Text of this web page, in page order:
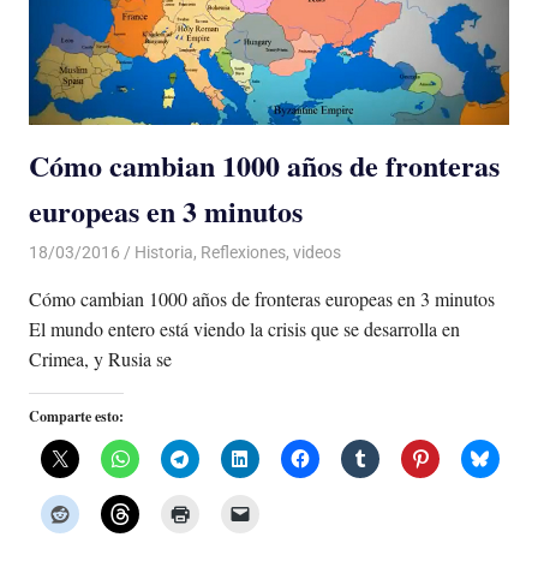
Cómo cambian 1000 años de fronteras
europeas en 3 minutos
18/03/2016 Luis Castellanos
Historia, Reflexiones, videos
Cómo cambian 1000 años de fronteras europeas en 3 minutos
El mundo entero está viendo la crisis que se desarrolla en
Crimea, y Rusia se
Comparte esto: